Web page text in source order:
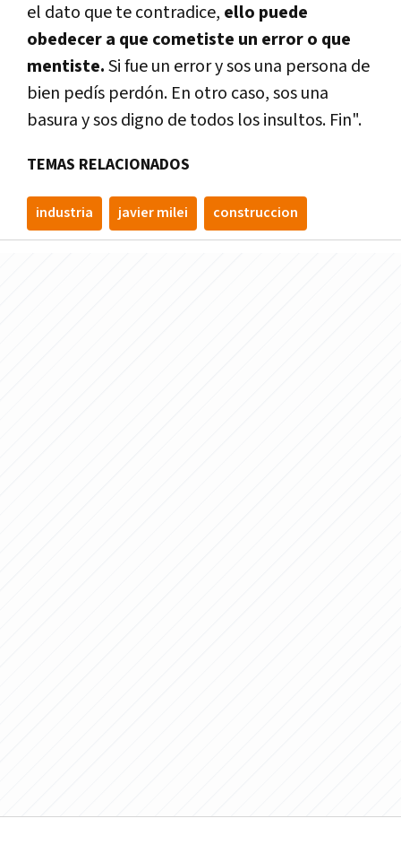
el dato que te contradice, ello puede
obedecer a que cometiste un error o que
mentiste.Si fue un error y sos una persona de
bien pedís perdón. En otro caso, sos una
basura y sos digno de todos los insultos. Fin".
TEMAS RELACIONADOS
industria javier milei construccion